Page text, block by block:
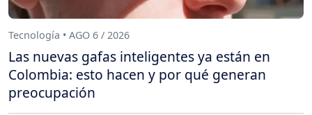
Tecnología • AGO 6 / 2026
Las nuevas gafas inteligentes ya están en
Colombia: esto hacen y por qué generan
preocupación